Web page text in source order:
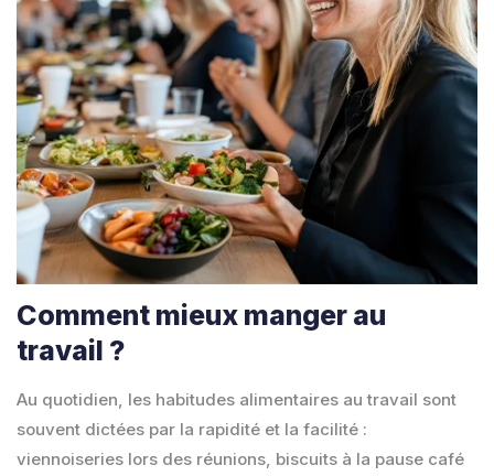
Comment mieux manger au
travail ?
Au quotidien, les habitudes alimentaires au travail sont
souvent dictées par la rapidité et la facilité :
viennoiseries lors des réunions, biscuits à la pause café